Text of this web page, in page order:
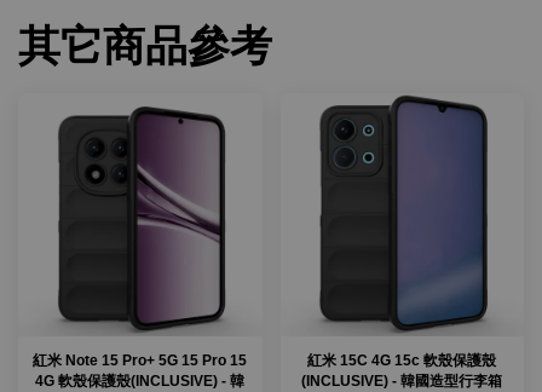
其它商品參考
紅米 Note 15 Pro+ 5G 15 Pro 15
4G 軟殼保護殼(INCLUSIVE) - 韓
紅米 15C 4G 15c 軟殼保護殼
(INCLUSIVE) - 韓國造型行李箱